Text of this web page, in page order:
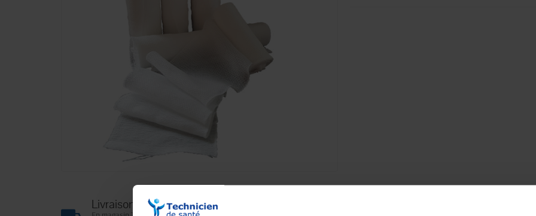
Livraison gratuite